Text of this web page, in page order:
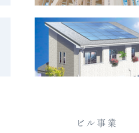
ビル事業